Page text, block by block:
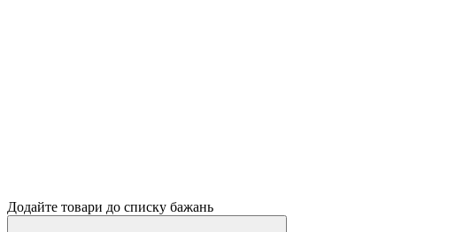
Додайте товари до списку бажань